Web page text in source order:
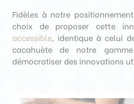
Fidèles à notre
choix de proposer cette
accessible, identique à celui
cacahuète de notre
démocratiser des innovations